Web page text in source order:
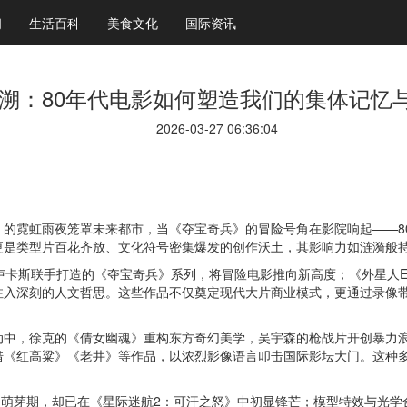
生活百科 美食文化 国际资讯
：80年代电影如何塑造我们的集体记忆
2026-03-27 06:36:04
霓虹雨夜笼罩未来都市，当《夺宝奇兵》的冒险号角在影院响起
类型片百花齐放、文化符号密集爆发的创作沃土，其影响力如涟漪
斯联手打造的《夺宝奇兵》系列，将冒险电影推向新高度；《外星
深刻的人文哲思。这些作品不仅奠定现代大片商业模式，更通过录
，徐克的《倩女幽魂》重构东方奇幻美学，吴宇森的枪战片开创暴
红高粱》《老井》等作品，以浓烈影像语言叩击国际影坛大门。这
芽期，却已在《星际迷航2：可汗之怒》中初显锋芒；模型特效与光